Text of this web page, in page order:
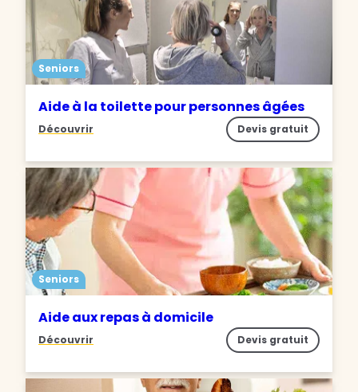
Seniors
Aide à la toilette pour personnes âgées
Découvrir Devis gratuit
Seniors
Aide aux repas à domicile
Découvrir Devis gratuit